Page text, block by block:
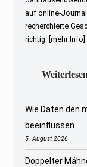
auf online-
recherchierte
richtig.
[mehr Info]
Wie Daten den
beeinflussen
5. August 2026
Doppelter